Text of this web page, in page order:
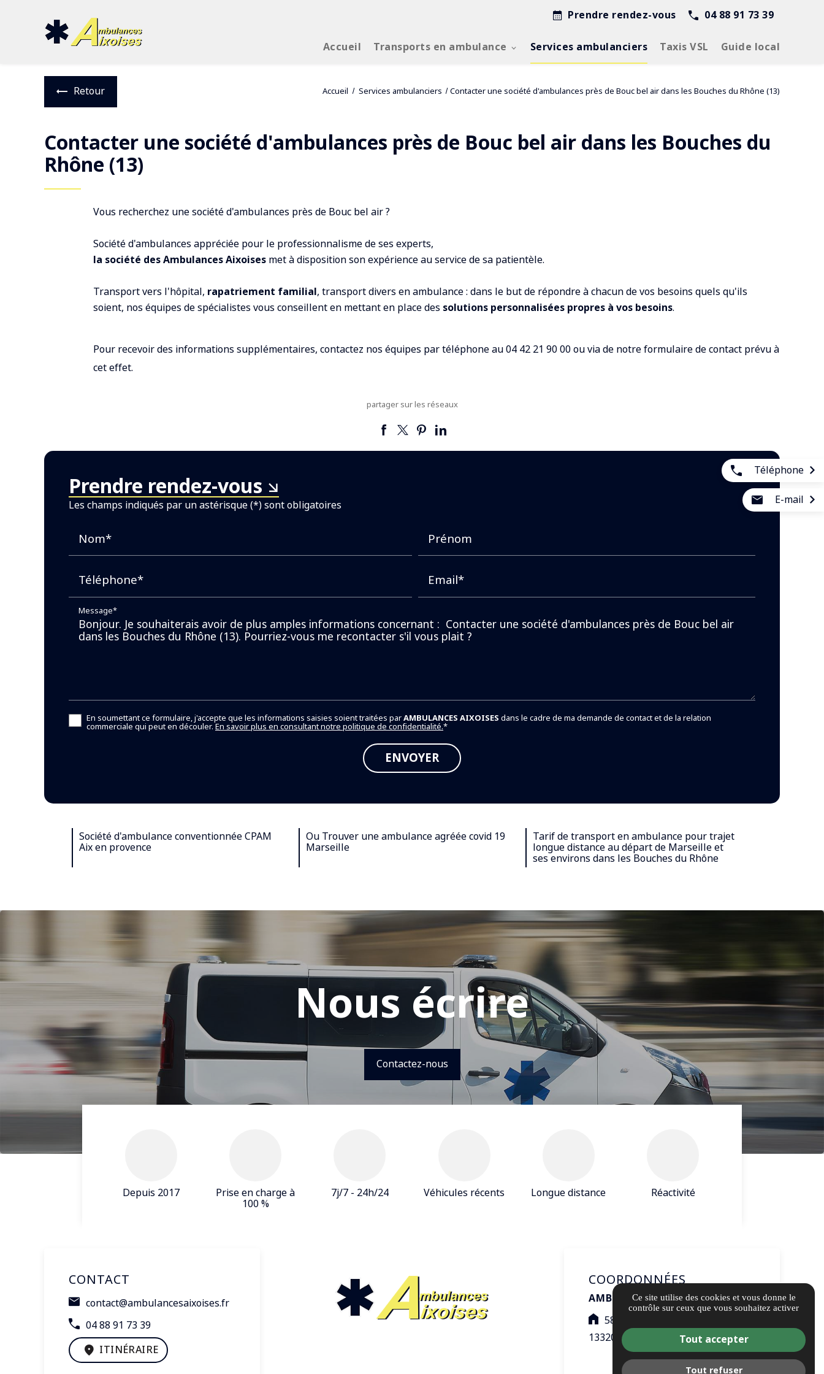
Prendre rendez-vous 04 88 91 73 39
Accueil Transports en ambulance Services ambulanciers Taxis VSL Guide local
Accueil Services ambulanciers Contacter une société d'ambulances près de Bouc bel air dans les Bouches du Rhône (13)
Retour
Contacter une société d'ambulances près de Bouc bel air dans les Bouches du
Rhône (13)
Vous recherchez une société d'ambulances près de Bouc bel air ?
Société d'ambulances appréciée pour le professionnalisme de ses experts,
la société des Ambulances Aixoises met à disposition son expérience au service de sa patientèle.
Transport vers l'hôpital, rapatriement familial, transport divers en ambulance : dans le but de répondre à chacun de vos besoins quels qu'ils
soient, nos équipes de spécialistes vous conseillent en mettant en place des solutions personnalisées propres à vos besoins.
Pour recevoir des informations supplémentaires, contactez nos équipes par téléphone au04 42 21 90 00 ou via de notre formulaire de contact prévu à
cet effet.
partager sur les réseaux
Prendre rendez-vous
Les champs indiqués par un astérisque (*) sont obligatoires
Nom* Prénom
Téléphone* Email*
Message*
En soumettant ce formulaire, j'accepte que les informations saisies soient traitées parAMBULANCES AIXOISES dans le cadre de ma demande de contact et de la relation
commerciale qui peut en découler.En savoir plus en consultant notre politique de confidentialité.*
Société d'ambulance conventionnée CPAM
Aix en provence
Ou Trouver une ambulance agréée covid 19
Marseille
Tarif de transport en ambulance pour trajet
longue distance au départ de Marseille et
ses environs dans les Bouches du Rhône
Nous écrire
Contactez-nous
Depuis 2017 Prise en charge à
100 %
7j/7 - 24h/24 Véhicules récents Longue distance Réactivité
Téléphone
E-mail
CONTACT
contact@ambulancesaixoises.fr
04 88 91 73 39
ITINÉRAIRE
COORDONNÉES
AMBULANCES AIXOISES
58 Route de Cabries
13320 BOUC-BEL-AIR
Ce site utilise des cookies et vous donne le
contrôle sur ceux que vous souhaitez activer
Tout accepter
Tout refuser